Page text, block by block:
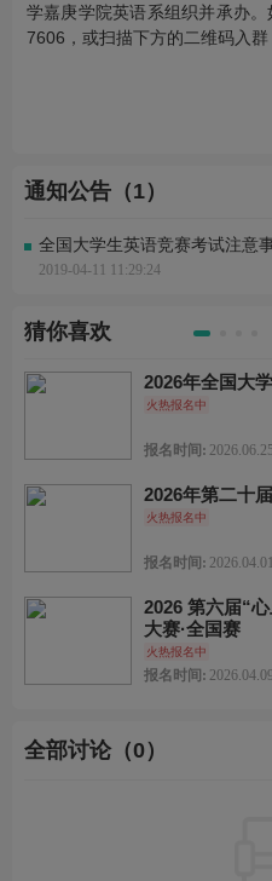
学嘉庚学院英语系组织并承办
7606，或扫描下方的二维码入群
通知公告（1）
全国大学生英语竞赛考试注意
2019-04-11 11:29:24
猜你喜欢
2026年全国大
火热报名中
报名时间:
2026年第二十
火热报名中
报名时间:
2026 第六届“
大赛·全国赛
火热报名中
报名时间:
全部讨论（0）